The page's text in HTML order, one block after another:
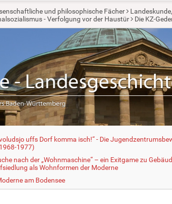
und philosophische Fächer
- Verfolgung vor der Haustür Die KZ-
uffs Dorf komma isch!“ - Die
1977)
nach der „Wohnmaschine“ – ein Exitgame zu
als Wohnformen der Moderne
am Bodensee